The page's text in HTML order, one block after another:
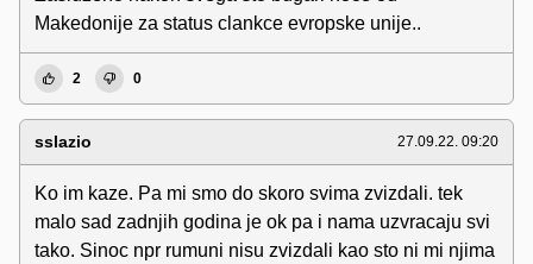
Makedonije za status clankce evropske unije..
2 0
sslazio 27.09.22. 09:20
Ko im kaze. Pa mi smo do skoro svima zvizdali. tek
malo sad zadnjih godina je ok pa i nama uzvracaju svi
tako. Sinoc npr rumuni nisu zvizdali kao sto ni mi njima